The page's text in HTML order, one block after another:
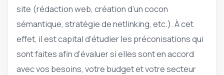
site (rédaction web, création d’un cocon
sémantique, stratégie de netlinking, etc.). À cet
effet, il est capital d’étudier les préconisations qui
sont faites afin d’évaluer si elles sont en accord
avec vos besoins, votre budget et votre secteur